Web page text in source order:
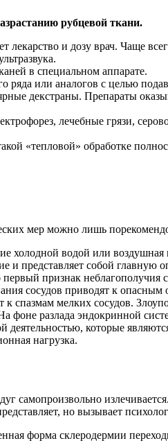
рубцевой ткани.
и дозу врач. Чаще
в специальном аппарате.
или аналогов с целью
декстраны. Препараты
лечебные грязи,
«тепловой» обработке
мер можно лишь
холодной водой или
представляет собой главную
признак неблагополучия
сосудов приводят к опасным
спазмам мелких сосудов.
разлада эндокринной
деятельностью, которые
нагрузка.
самопроизвольно
но вызывает
форма склеродермии